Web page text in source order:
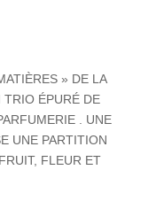
» DE LA
ÉPURÉ DE
. UNE
UNE PARTITION
FLEUR ET